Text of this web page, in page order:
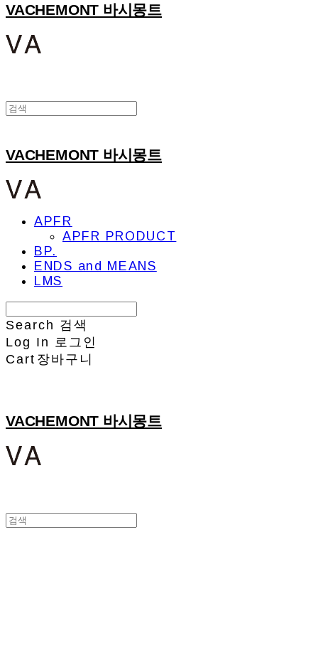
VACHEMONT 바시몽트
VACHEMONT 바시몽트
APFR
APFR PRODUCT
BP.
ENDS and MEANS
LMS
Search 검색
Log In 로그인
Cart 장바구니
VACHEMONT 바시몽트